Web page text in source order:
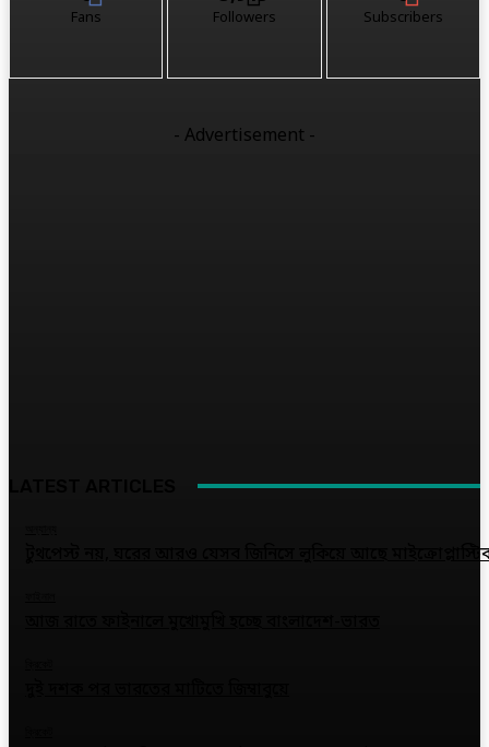
Fans Followers Subscribers
- Advertisement -
টুথপেস্ট নয়, ঘরের আরও যেসব জিনিসে লুকিয়ে আছে